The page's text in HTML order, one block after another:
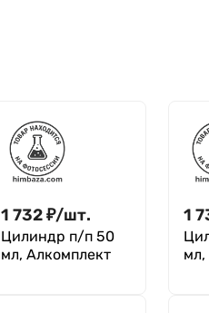
1 732₽/шт.
Цилиндр п/п 50
мл, Алкомплект
1
мл,